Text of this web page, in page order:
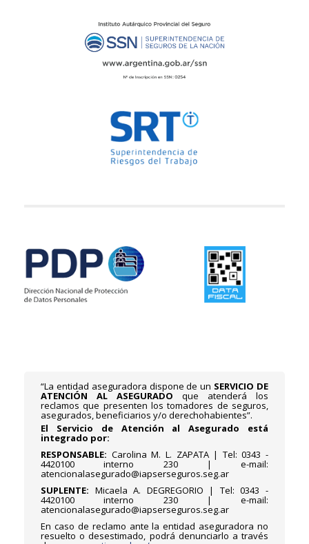
“La entidad aseguradora dispone de un SERVICIO DE
ATENCIÓN AL ASEGURADO que atenderá los
reclamos que presenten los tomadores de seguros,
asegurados, beneficiarios y/o derechohabientes”.
El Servicio de Atención al Asegurado está
integrado por:
RESPONSABLE: Carolina M. L. ZAPATA | Tel: 0343 -
4420100 interno 230 | e-mail:
atencionalasegurado@iapserseguros.seg.ar
SUPLENTE: Micaela A. DEGREGORIO | Tel: 0343 -
4420100 interno 230 | e-mail:
atencionalasegurado@iapserseguros.seg.ar
En caso de reclamo ante la entidad aseguradora no
resuelto o desestimado, podrá denunciarlo a través